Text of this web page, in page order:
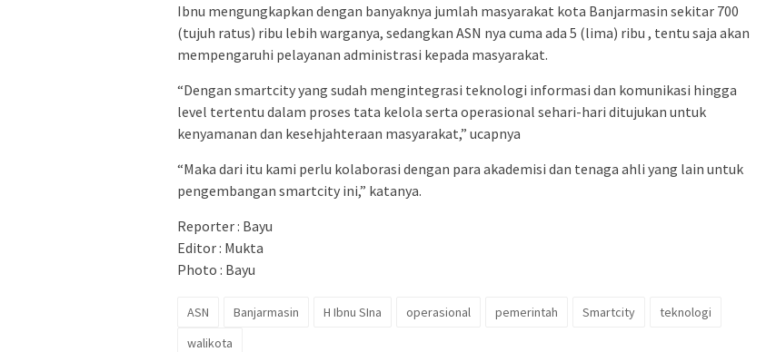
Ibnu mengungkapkan dengan banyaknya jumlah masyarakat kota Banjarmasin sekitar 700
(tujuh ratus) ribu lebih warganya, sedangkan ASN nya cuma ada 5 (lima) ribu , tentu saja akan
mempengaruhi pelayanan administrasi kepada masyarakat.
“Dengan smartcity yang sudah mengintegrasi teknologi informasi dan komunikasi hingga
level tertentu dalam proses tata kelola serta operasional sehari-hari ditujukan untuk
kenyamanan dan kesehjahteraan masyarakat,” ucapnya
“Maka dari itu kami perlu kolaborasi dengan para akademisi dan tenaga ahli yang lain untuk
pengembangan smartcity ini,” katanya.
Reporter : Bayu
Editor : Mukta
Photo : Bayu
ASN Banjarmasin H Ibnu SIna operasional pemerintah Smartcity
teknologi
walikota